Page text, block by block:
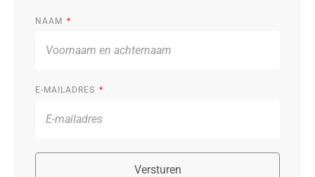
NAAM
E-MAILADRES
Versturen